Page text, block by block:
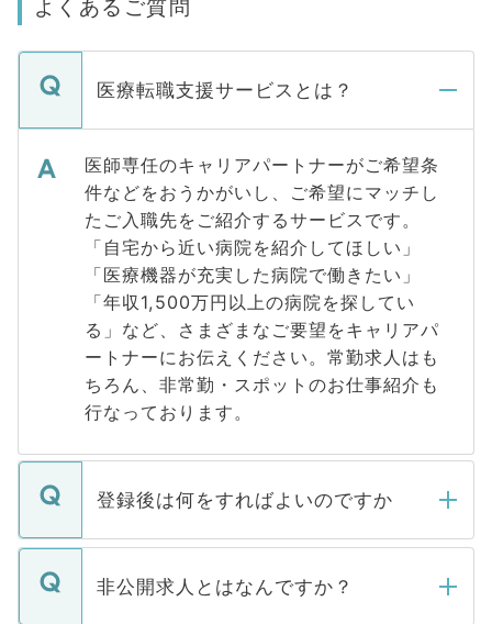
よくあるご質問
医療転職支援サービスとは？
医師専任のキャリアパートナーがご希望条
件などをおうかがいし、ご希望にマッチし
たご入職先をご紹介するサービスです。
「自宅から近い病院を紹介してほしい」
「医療機器が充実した病院で働きたい」
「年収1,500万円以上の病院を探してい
る」など、さまざまなご要望をキャリアパ
ートナーにお伝えください。常勤求人はも
ちろん、非常勤・スポットのお仕事紹介も
行なっております。
登録後は何をすればよいのですか
ご登録いただきましたら、弊社担当者がご
登録内容を確認し、その後メールもしくは
非公開求人とはなんですか？